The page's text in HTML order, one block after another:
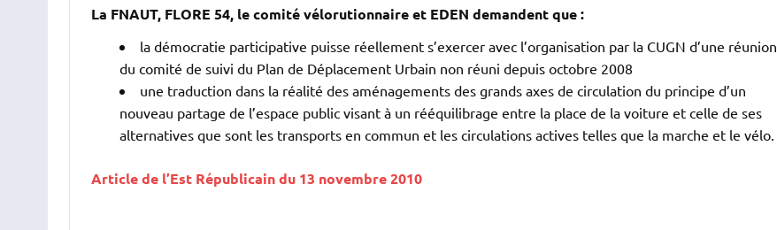
La FNAUT, FLORE 54, le comité vélorutionnaire et EDEN demandent que :
la démocratie participative puisse réellement s’exercer avec l’organisation par la CUGN d’une réunion
du comité de suivi du Plan de Déplacement Urbain non réuni depuis octobre 2008
une traduction dans la réalité des aménagements des grands axes de circulation du principe d’un
nouveau partage de l’espace public visant à un rééquilibrage entre la place de la voiture et celle de ses
alternatives que sont les transports en commun et les circulations actives telles que la marche et le vélo.
Article de l’Est Républicain du 13 novembre 2010